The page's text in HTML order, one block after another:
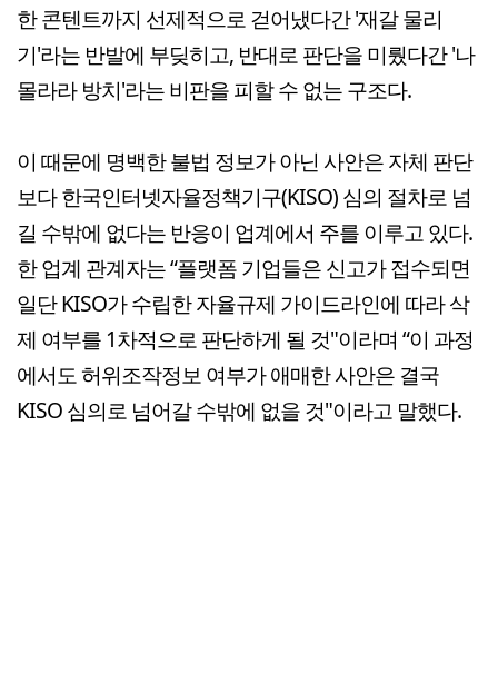
한 콘텐트까지 선제적으로 걷어냈다간 '재갈 물리
기'라는 반발에 부딪히고, 반대로 판단을 미뤘다간 '나
몰라라 방치'라는 비판을 피할 수 없는 구조다.
이 때문에 명백한 불법 정보가 아닌 사안은 자체 판단
보다 한국인터넷자율정책기구(KISO) 심의 절차로 넘
길 수밖에 없다는 반응이 업계에서 주를 이루고 있다.
한 업계 관계자는 “플랫폼 기업들은 신고가 접수되면
일단 KISO가 수립한 자율규제 가이드라인에 따라 삭
제 여부를 1차적으로 판단하게 될 것"이라며 “이 과정
에서도 허위조작정보 여부가 애매한 사안은 결국
KISO 심의로 넘어갈 수밖에 없을 것"이라고 말했다.